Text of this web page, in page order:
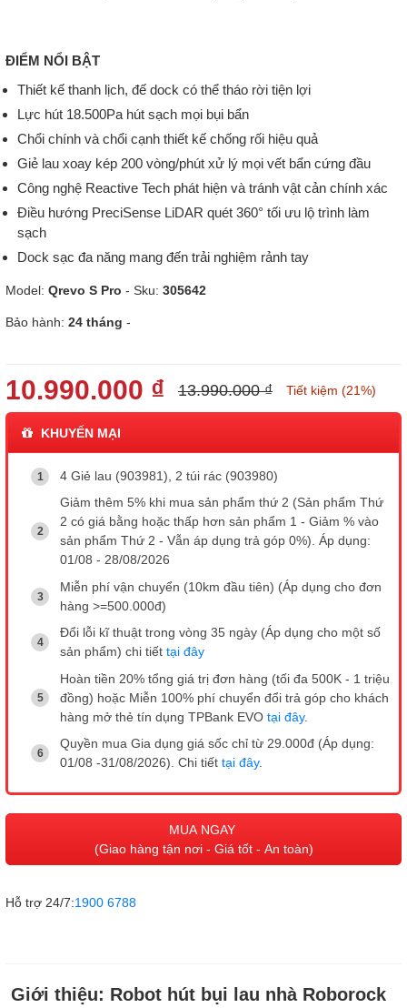
ĐIỂM NỔI BẬT
Thiết kế thanh lịch, đế dock có thể tháo rời tiện lợi
Lực hút 18.500Pa hút sạch mọi bụi bẩn
Chổi chính và chổi cạnh thiết kế chống rối hiệu quả
Giẻ lau xoay kép 200 vòng/phút xử lý mọi vết bẩn cứng đầu
Công nghệ Reactive Tech phát hiện và tránh vật cản chính xác
Điều hướng PreciSense LiDAR quét 360° tối ưu lộ trình làm
sạch
Dock sạc đa năng mang đến trải nghiệm rảnh tay
Model: Qrevo S Pro - Sku: 305642
Bảo hành: 24 tháng -
10.990.000 ₫ 13.990.000 ₫ Tiết kiệm (21%)
KHUYẾN MẠI
4 Giẻ lau (903981), 2 túi rác (903980)
Giảm thêm 5% khi mua sản phẩm thứ 2 (Sản phẩm Thứ
2 có giá bằng hoặc thấp hơn sản phẩm 1 - Giảm % vào
sản phẩm Thứ 2 - Vẫn áp dụng trả góp 0%). Áp dụng:
01/08 - 28/08/2026
Miễn phí vận chuyển (10km đầu tiên) (Áp dụng cho đơn
hàng >=500.000đ)
Đổi lỗi kĩ thuật trong vòng 35 ngày (Áp dụng cho một số
sản phẩm) chi tiết tại đây
Hoàn tiền 20% tổng giá trị đơn hàng (tối đa 500K - 1 triệu
đồng) hoặc Miễn 100% phí chuyển đổi trả góp cho khách
hàng mở thẻ tín dụng TPBank EVO tại đây.
Quyền mua Gia dụng giá sốc chỉ từ 29.000đ (Áp dụng:
01/08 -31/08/2026). Chi tiết tại đây.
MUA NGAY
(Giao hàng tận nơi - Giá tốt - An toàn)
Hỗ trợ 24/7:1900 6788
Giới thiệu: Robot hút bụi lau nhà Roborock